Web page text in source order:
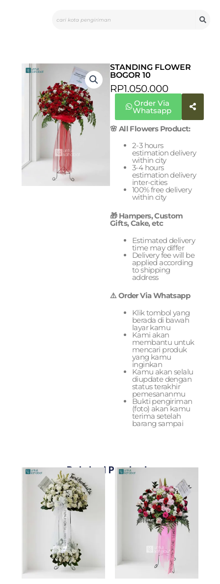
STANDING FLOWER
BOGOR 10
RP1.050.000
Order Via
Whatsapp
🌸 All Flowers Product:
2-3 hours
estimation delivery
within city
3-4 hours
estimation delivery
inter-cities
100% free delivery
within city
🎁 Hampers, Custom
Gifts, Cake, etc
Estimated delivery
time may differ
Delivery fee will be
applied according
to shipping
address
⚠️ Order Via Whatsapp
Klik tombol yang
berada di bawah
layar kamu
Kami akan
membantu untuk
mencari produk
yang kamu
inginkan
Kamu akan selalu
diupdate dengan
status terakhir
pemesananmu
Bukti pengiriman
(foto) akan kamu
terima setelah
barang sampai
Related Products